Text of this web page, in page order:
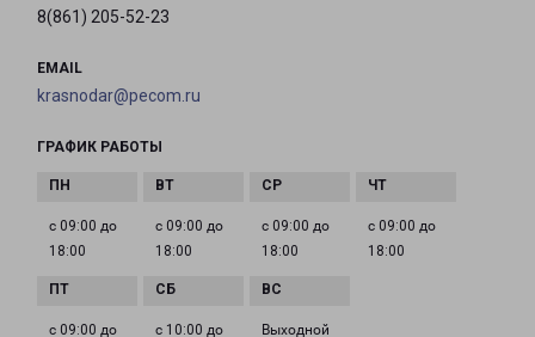
8(861) 205-52-23
EMAIL
krasnodar@pecom.ru
ГРАФИК РАБОТЫ
с 09:00 до
18:00
с 09:00 до
18:00
с 09:00 до
18:00
с 09:00 до
18:00
с 09:00 до с 10:00 до Выходной